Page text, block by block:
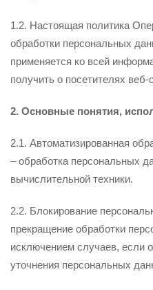
1.2. Настоящая политика
обработки персональных
применяется ко всей
получить о посетителях
2. Основные понятия,
2.1. Автоматизированная
– обработка персональных
вычислительной техники.
2.2. Блокирование
прекращение обработки
исключением случаев, если
уточнения персональных